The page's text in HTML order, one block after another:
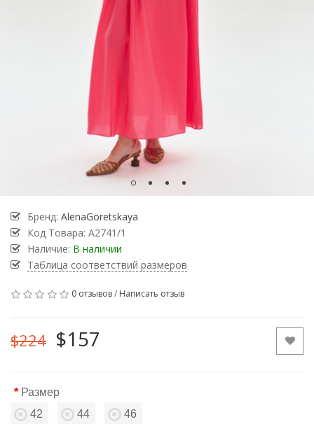
Бренд: AlenaGoretskaya
Код Товара: А2741/1
Наличие: В наличии
Таблица соответствий размеров
0 отзывов/ Написать отзыв
$224 $157
Размер
42
44 46